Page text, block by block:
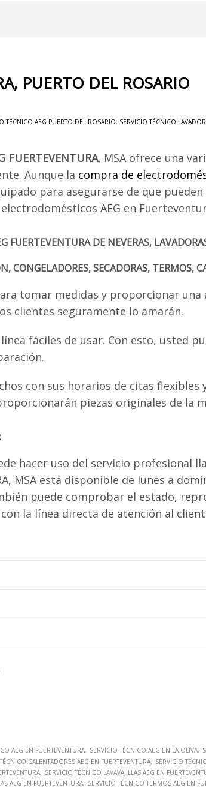
PUERTO DEL ROSARIO
TÉCNICO AEG PUERTO DEL ROSARIO, SERVICIO TÉCNICO
FUERTEVENTURA, MSA ofrece una
Aunque la compra de
para asegurarse de que
AEG en
FUERTEVENTURA DE NEVERAS,
CONGELADORES, SECADORAS, TERMOS,
tomar medidas y proporcionar
clientes seguramente lo amarán.
fáciles de usar. Con esto, usted
con sus horarios de citas
piezas originales de la
hacer uso del servicio profesional
MSA está disponible de lunes a
puede comprobar el estado,
la línea directa de atención al
AEG EN FUERTEVENTURA SERVICIO TÉCNICO AEG EN LA OLIVA
CALENTADORES AEG EN FUERTEVENTURA
SERVICIO
SERVICIO TÉCNICO LAVAVAJILLAS AEG EN
AEG EN FUERTEVENTURA
SERVICIO TÉCNICO TERMOS AEG EN